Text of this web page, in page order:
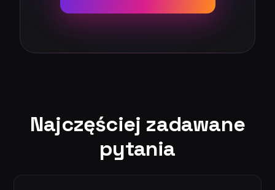
Najczęściej zadawane
pytania